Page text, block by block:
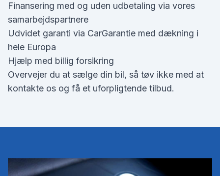
Finansering med og uden udbetaling via vores
samarbejdspartnere
Udvidet garanti via CarGarantie med dækning i
hele Europa
Hjælp med billig forsikring
Overvejer du at sælge din bil, så tøv ikke med at
kontakte os og få et uforpligtende tilbud.